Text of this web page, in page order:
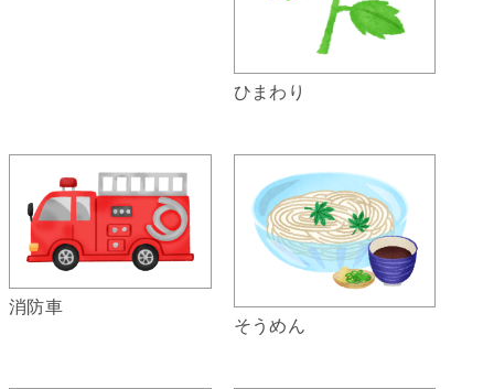
ひまわり
消防車
そうめん